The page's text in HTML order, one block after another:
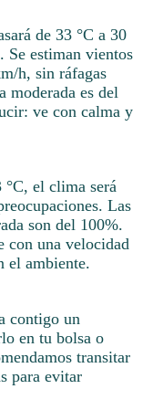
de 33 °C a 30
Se estiman vientos
h, sin ráfagas
moderada es del
ve con calma y
°C, el clima será
Las
son del 100%.
con una velocidad
el ambiente.
contigo un
en tu bolsa o
transitar
para evitar